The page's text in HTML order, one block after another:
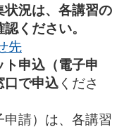
状況は、各講習の
ください。
先
ト申込（電子申
口で申込 くださ
請）は、各講習